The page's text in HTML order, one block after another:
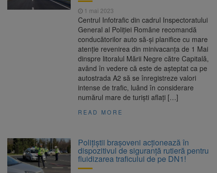
7 august 2026
Platforma Belvedere de pe
Tâmpa intră în renovare. Contract de peste 1
milion de lei și termen de trei luni
Unul dintre cele mai mari
parcuri ale Brașovului va fi amenajat în
Bartolomeu-Avantgarden. Contractul a fost
Trafic blocat pe DN1E Brașov
– Poiana Brașov după un accident. Două
persoane primesc îngrijiri medicale
1 mai 2023
Centrul Infotrafic din cadrul Inspectoratului
General al Poliției Române recomandă
conducătorilor auto să-și planifice cu mare
atenție revenirea din minivacanța de 1 Mai
dinspre litoralul Mării Negre către Capitală,
având în vedere că este de așteptat ca pe
autostrada A2 să se înregistreze valori
intense de trafic, luând în considerare
numărul mare de turiști aflați […]
READ MORE
Polițiștii brașoveni acționează în
dispozitivul de siguranță rutieră pentru
fluidizarea traficului de pe DN1!